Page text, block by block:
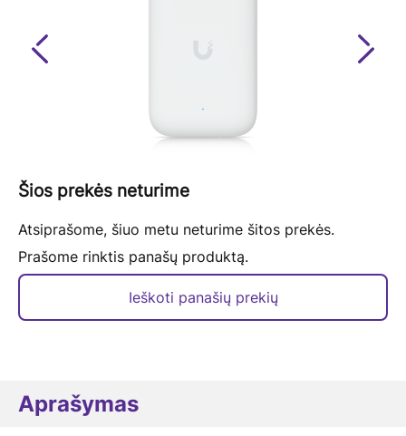
Previous Next
Šios prekės neturime
Atsiprašome, šiuo metu neturime šitos prekės.
Prašome rinktis panašų produktą.
Ieškoti panašių prekių
Aprašymas